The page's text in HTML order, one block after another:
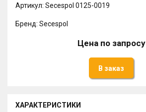
Артикул: Secespol 0125-0019
Бренд: Secespol
Цена по запросу
В заказ
ХАРАКТЕРИСТИКИ